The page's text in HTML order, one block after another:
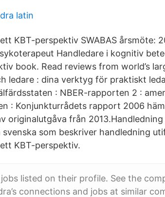
latin
KBT-perspektiv SWABAS årsmöte:
Handledare i kognitiv
book. Read reviews from world’s
ledare : dina verktyg för praktiskt
: NBER-rapporten 2 :
: Konjunkturrådets rapport 2006
originalutgåva från
som beskriver handledning
KBT-perspektiv.
listed on their profile. See the
connections and jobs at similar